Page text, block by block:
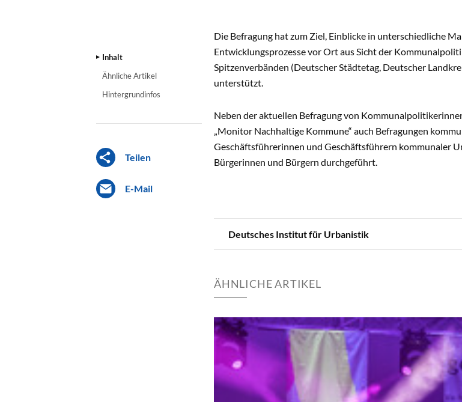
Inhalt
Ähnliche Artikel
Hintergrundinfos
Teilen
E-Mail
INHALT
Die Befragung hat zum Ziel, Einblicke in unterschiedliche
Entwicklungsprozesse vor Ort aus Sicht der
Spitzenverbänden (Deutscher Städtetag, Deutscher
unterstützt.
Neben der aktuellen Befragung von
„Monitor Nachhaltige Kommune“ auch Befragungen
Geschäftsführerinnen und Geschäftsführern kommunaler
Bürgerinnen und Bürgern durchgeführt.
Deutsches Institut für Urbanistik
ÄHNLICHE ARTIKEL